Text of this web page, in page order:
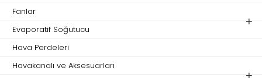
Fanlar
Evaporatif Soğutucu
Hava Perdeleri
Havakanalı ve Aksesuarları